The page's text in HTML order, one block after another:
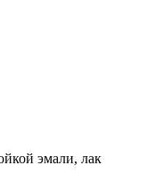
эмали, лак